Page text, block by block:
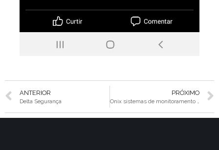
ANTERIOR
Delta Segurança
PRÓXIMO
Onix sistemas de monitoramento e alarme